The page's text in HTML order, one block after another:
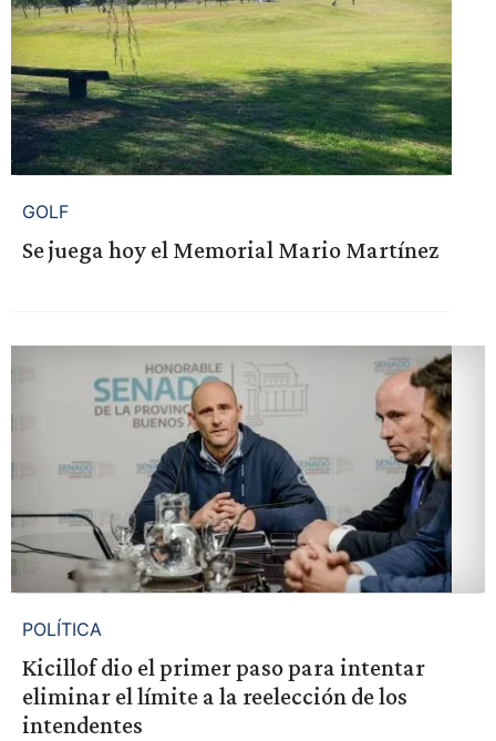
GOLF
Se juega hoy el Memorial Mario Martínez
POLÍTICA
Kicillof dio el primer paso para intentar
eliminar el límite a la reelección de los
intendentes